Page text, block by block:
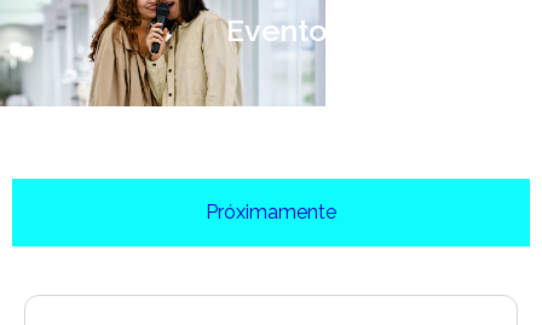
Eventos Gran Piazza
Próximamente